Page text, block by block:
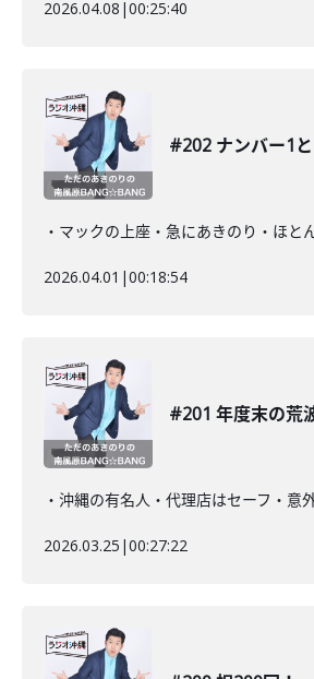
2026.04.08 |00:25:40
#202 ナンバー1
・マックの上座・急にあきのり・ほと
2026.04.01 |00:18:54
#201 年度末の荒
・沖縄の有名人・代理店はセーフ・意
2026.03.25 |00:27:22